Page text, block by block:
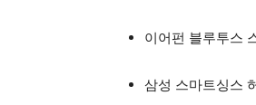
이어펀 블루투스
삼성 스마트싱스